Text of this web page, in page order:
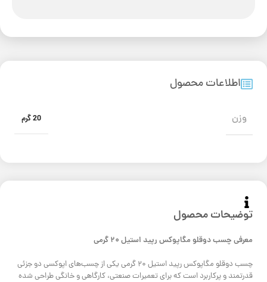
توضیحات محصول
معرفی چسب دوقلو مگاپوکس رپید استیل ۲۰ گرمی
چسب دوقلو مگاپوکس رپید استیل ۲۰ گرمی یکی از چسب‌های اپوکسی دو جزئی
قدرتمند و پرکاربرد است که برای تعمیرات صنعتی، کارگاهی و خانگی طراحی شده
اطلاعات محصول
وزن 20 گرم